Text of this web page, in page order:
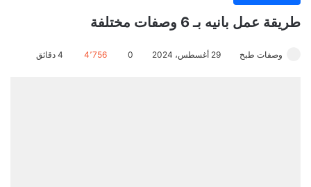
طريقة عمل بانيه بـ 6 وصفات مختلفة
وصفات طبخ 29 أغسطس، 2024 0 4٬756